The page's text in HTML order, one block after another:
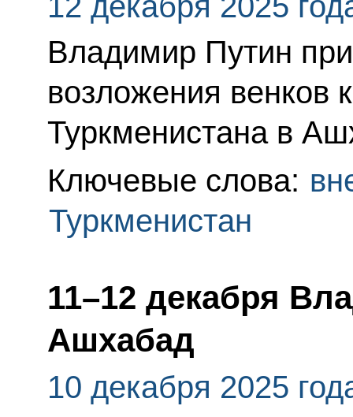
Владимир Путин
возложения венков
Туркменистана в
Ключевые слова:
Туркменистан
11–12 декабря
Ашхабад
10 декабря 2025